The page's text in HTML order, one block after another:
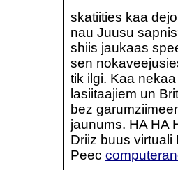
skatiities kaa
nau Juusu
shiis jaukaas
sen
tik ilgi. Kaa
lasiitaajiem un
bez
jaunums. HA HA
Driiz buus
Peec